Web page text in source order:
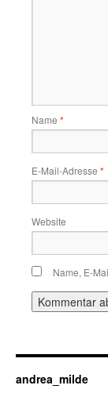
Name *
E-Mail-Adresse *
Website
Name, E-
andrea_milde